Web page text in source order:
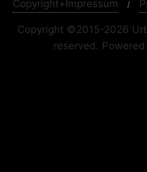
Copyright+Impressum
Copyright ©2015-2026
reserved.